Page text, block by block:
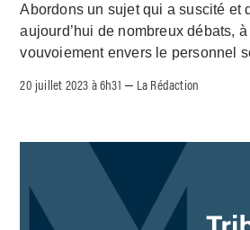
Abordons un sujet qui a suscité et
aujourd’hui de nombreux débats,
vouvoiement envers le personnel
20 juillet 2023 à 6h31 – La Rédaction